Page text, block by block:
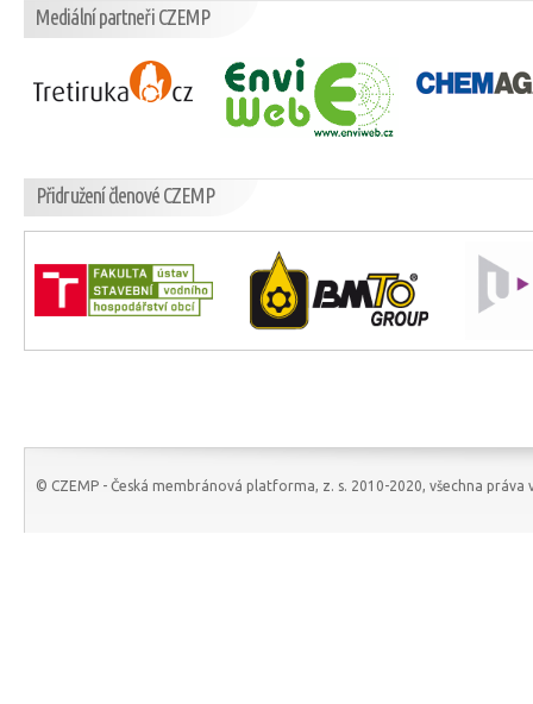
Mediální partneři CZEMP
Přidružení členové CZEMP
© CZEMP - Česká membránová platforma, z. s. 2010-2020, všechna